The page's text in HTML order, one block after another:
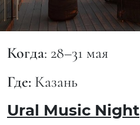
Когда: 28–31 мая
Где: Казань
Ural Music Night